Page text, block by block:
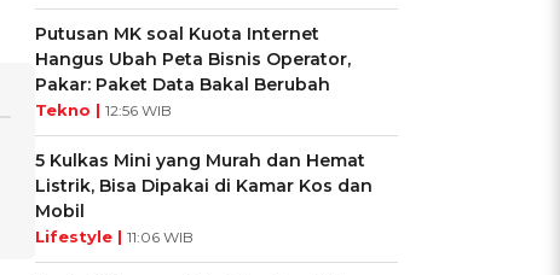
Putusan MK soal Kuota Internet
Hangus Ubah Peta Bisnis Operator,
Pakar: Paket Data Bakal Berubah
Tekno | 12:56 WIB
5 Kulkas Mini yang Murah dan Hemat
Listrik, Bisa Dipakai di Kamar Kos dan
Mobil
Lifestyle | 11:06 WIB